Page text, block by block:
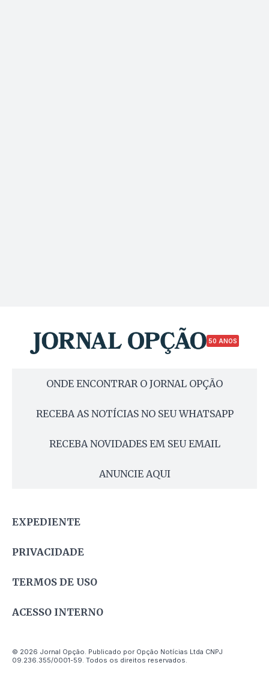
50 ANOS
ONDE ENCONTRAR O JORNAL OPÇÃO
RECEBA AS NOTÍCIAS NO SEU WHATSAPP
RECEBA NOVIDADES EM SEU EMAIL
ANUNCIE AQUI
EXPEDIENTE
PRIVACIDADE
TERMOS DE USO
ACESSO INTERNO
© 2026 Jornal Opção. Publicado por Opção Notícias Ltda CNPJ
09.236.355/0001-59. Todos os direitos reservados.